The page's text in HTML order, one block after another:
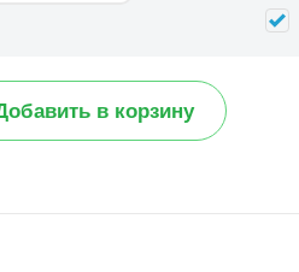
в корзину